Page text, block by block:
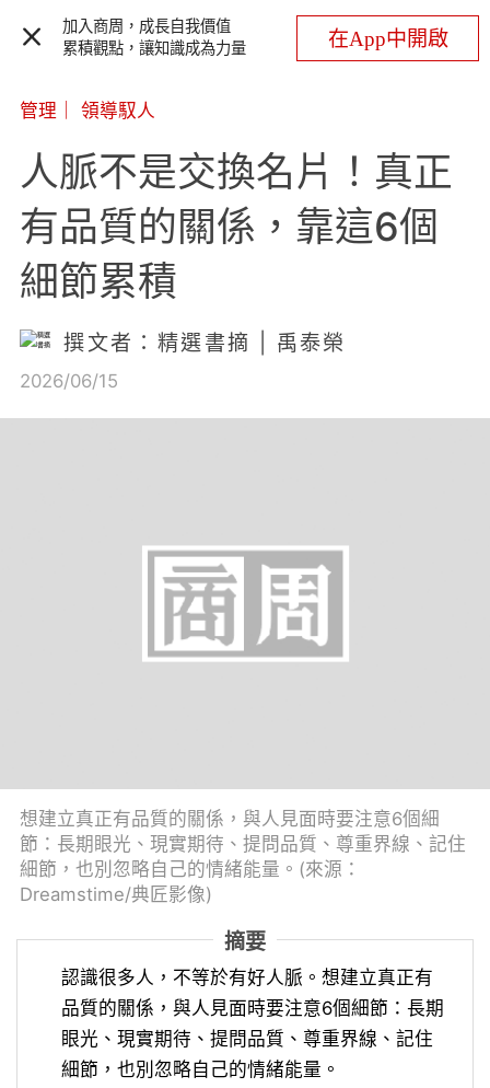
加入商周，成長自我價值
累積觀點，讓知識成為力量
在App中開啟
管理 領導馭人
人脈不是交換名片！真正
有品質的關係，靠這6個
細節累積
撰文者：精選書摘 | 禹泰榮
2026/06/15
想建立真正有品質的關係，與人見面時要注意6個細
節：長期眼光、現實期待、提問品質、尊重界線、記住
細節，也別忽略自己的情緒能量。(來源：
Dreamstime/典匠影像)
摘要
認識很多人，不等於有好人脈。想建立真正有
品質的關係，與人見面時要注意6個細節：長期
眼光、現實期待、提問品質、尊重界線、記住
細節，也別忽略自己的情緒能量。